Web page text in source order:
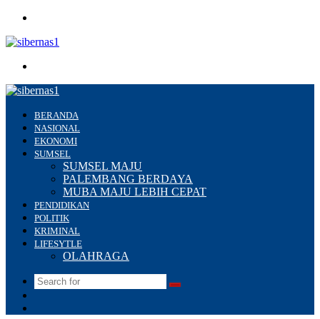
BERANDA
NASIONAL
EKONOMI
SUMSEL
SUMSEL MAJU
PALEMBANG BERDAYA
MUBA MAJU LEBIH CEPAT
PENDIDIKAN
POLITIK
KRIMINAL
LIFESYTLE
OLAHRAGA
Search